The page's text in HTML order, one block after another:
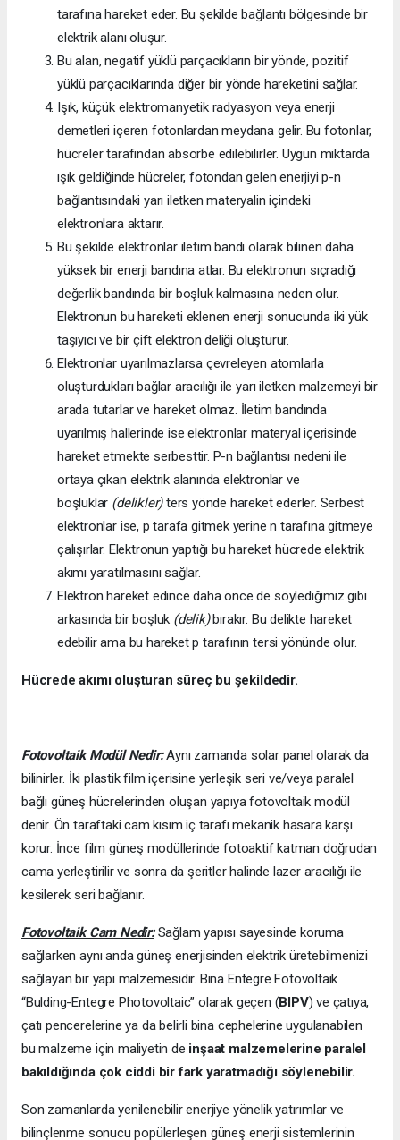
tarafına hareket eder. Bu şekilde bağlantı bölgesinde bir
elektrik alanı oluşur.
Bu alan, negatif yüklü parçacıkların bir yönde, pozitif
yüklü parçacıklarında diğer bir yönde hareketini sağlar.
Işık, küçük elektromanyetik radyasyon veya enerji
demetleri içeren fotonlardan meydana gelir. Bu fotonlar,
hücreler tarafından absorbe edilebilirler. Uygun miktarda
ışık geldiğinde hücreler, fotondan gelen enerjiyi p-n
bağlantısındaki yarı iletken materyalin içindeki
elektronlara aktarır.
Bu şekilde elektronlar iletim bandı olarak bilinen daha
yüksek bir enerji bandına atlar. Bu elektronun sıçradığı
değerlik bandında bir boşluk kalmasına neden olur.
Elektronun bu hareketi eklenen enerji sonucunda iki yük
taşıyıcı ve bir çift elektron deliği oluşturur.
Elektronlar uyarılmazlarsa çevreleyen atomlarla
oluşturdukları bağlar aracılığı ile yarı iletken malzemeyi bir
arada tutarlar ve hareket olmaz. İletim bandında
uyarılmış hallerinde ise elektronlar materyal içerisinde
hareket etmekte serbesttir. P-n bağlantısı nedeni ile
ortaya çıkan elektrik alanında elektronlar ve
boşluklar (delikler)ters yönde hareket ederler. Serbest
elektronlar ise, p tarafa gitmek yerine n tarafına gitmeye
çalışırlar. Elektronun yaptığı bu hareket hücrede elektrik
akımı yaratılmasını sağlar.
Elektron hareket edince daha önce de söylediğimiz gibi
arkasında bir boşluk (delik)bırakır. Bu delikte hareket
edebilir ama bu hareket p tarafının tersi yönünde olur.
Hücrede akımı oluşturan süreç bu şekildedir.
Fotovoltaik Modül Nedir:Aynı zamanda solar panel olarak da
bilinirler. İki plastik film içerisine yerleşik seri ve/veya paralel
bağlı güneş hücrelerinden oluşan yapıya fotovoltaik modül
denir. Ön taraftaki cam kısım iç tarafı mekanik hasara karşı
korur. İnce film güneş modüllerinde fotoaktif katman doğrudan
cama yerleştirilir ve sonra da şeritler halinde lazer aracılığı ile
kesilerek seri bağlanır.
Fotovoltaik Cam Nedir:Sağlam yapısı sayesinde koruma
sağlarken aynı anda güneş enerjisinden elektrik üretebilmenizi
sağlayan bir yapı malzemesidir. Bina Entegre Fotovoltaik
“Bulding-Entegre Photovoltaic” olarak geçen (BIPV) ve çatıya,
çatı pencerelerine ya da belirli bina cephelerine uygulanabilen
bu malzeme için maliyetin de inşaat malzemelerine paralel
bakıldığında çok ciddi bir fark yaratmadığı söylenebilir.
Son zamanlarda yenilenebilir enerjiye yönelik yatırımlar ve
bilinçlenme sonucu popülerleşen güneş enerji sistemlerinin